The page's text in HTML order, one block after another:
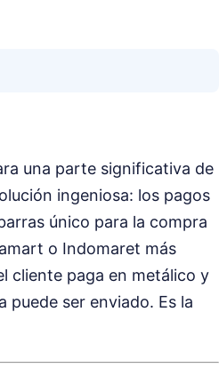
una parte significativa de
ingeniosa: los pagos
único para la compra
o Indomaret más
cliente paga en metálico y
puede ser enviado. Es la